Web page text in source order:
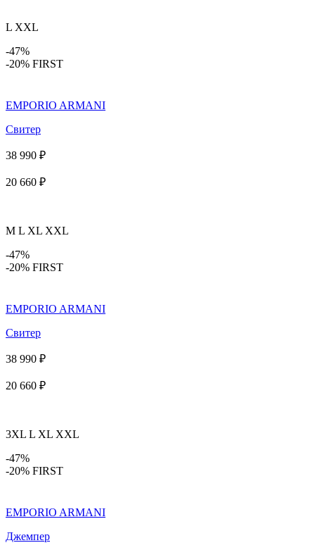
L XXL
-47%
-20% FIRST
EMPORIO ARMANI
Свитер
38 990 ₽
20 660 ₽
M L XL XXL
-47%
-20% FIRST
EMPORIO ARMANI
Свитер
38 990 ₽
20 660 ₽
3XL L XL XXL
-47%
-20% FIRST
EMPORIO ARMANI
Джемпер